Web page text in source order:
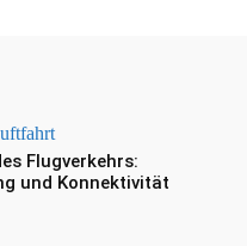
Flugverkehrs:
und Konnektivität